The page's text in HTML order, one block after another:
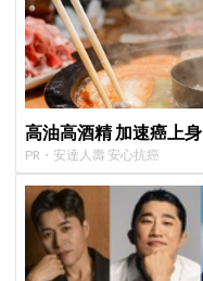
高油高酒精 加速癌上身
PR・安達人壽 安心抗癌